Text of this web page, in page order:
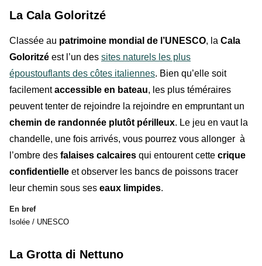
La Cala Goloritzé
Classée au patrimoine mondial de l’UNESCO, la Cala
Goloritzé est l’un des sites naturels les plus
époustouflants des côtes italiennes. Bien qu’elle soit
facilementaccessible en bateau, les plus téméraires
peuvent tenter de rejoindre la rejoindre en empruntant un
chemin de randonnée plutôt périlleux. Le jeu en vaut la
chandelle, une fois arrivés, vous pourrez vous allonger à
l’ombre des falaises calcaires qui entourent cette crique
confidentielle et observer les bancs de poissons tracer
leur chemin sous ses eaux limpides.
En bref
Isolée / UNESCO
La Grotta di Nettuno